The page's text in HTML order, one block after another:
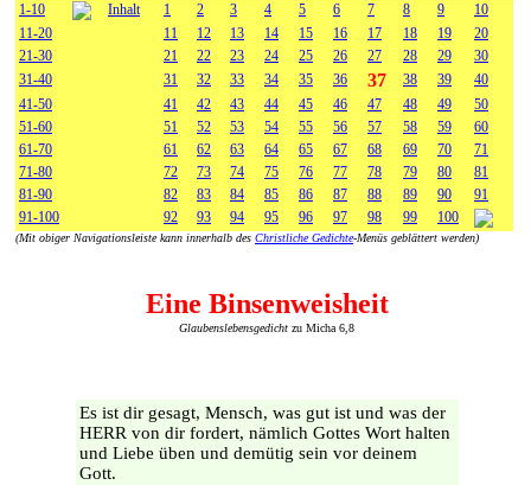
1-10 Inhalt 1 2 3 4 5 6 7 8 9
10
11-20
11 12 13 14 15 16 17 18 19
20
21-30
21 22 23 24 25 26 27 28 29
30
31-40
31 32 33 34 35 36 37 38 39
40
41-50
41 42 43 44 45 46 47 48 49
50
51-60
51 52 53 54 55 56 57 58 59
60
61-70
61 62 63 64 65 67 68 69 70
71
71-80
72 73 74 75 76 77 78 79 80
81
81-90
82 83 84 85 86 87 88 89 90
91
91-100
92 93 94 95 96 97 98 99 100
(Mit obiger Navigationsleiste kann innerhalb des Christliche Gedichte-Menüs geblättert werden)
Eine Binsenweisheit
Glaubenslebensgedicht zu Micha 6,8
Es ist dir gesagt, Mensch, was gut ist und was der
HERR von dir fordert, nämlich Gottes Wort halten
und Liebe üben und demütig sein vor deinem
Gott.